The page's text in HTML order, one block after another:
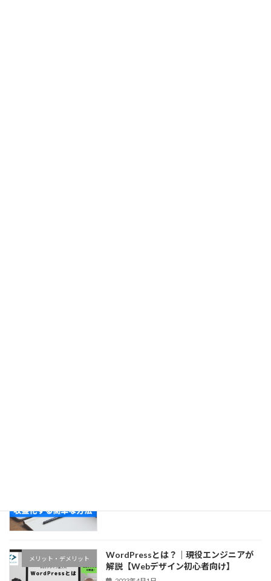
メリット・デメリット
WordPressとは？｜現役エンジニアが
解説【Webデザイン初心者向け】